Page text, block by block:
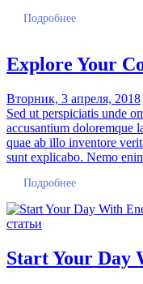
Подробнее
Explore Your
Вторник, 3 апреля, 2018
Sed ut perspiciatis unde
accusantium doloremque
quae ab illo inventore
sunt explicabo. Nemo
Подробнее
статьи
Start Your Day